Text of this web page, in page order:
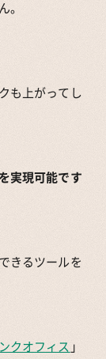
。
も上がってし
実現可能です
きるツールを
クオフィス 」